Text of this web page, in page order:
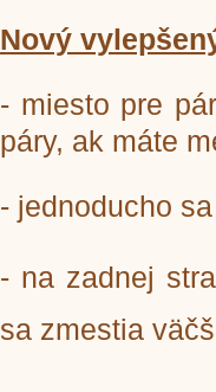
Nový
- miesto pre
páry, ak máte
- jednoducho
- na zadnej
sa zmestia